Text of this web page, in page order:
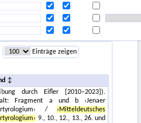
Einträge zeigen
durch Eifler [2010–2023]).
Fragment a und b ›Jenaer
/ ›Mitteldeutsches
9., 10., 12., 13., 26. und